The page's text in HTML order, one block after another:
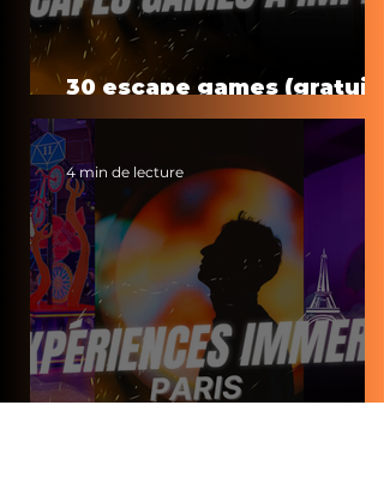
30 escape games
à faire à la maison
4 min de lecture